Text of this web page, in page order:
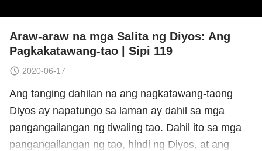
Araw-araw na mga Salita ng Diyos: Ang
Pagkakatawang-tao | Sipi 119
2020-06-17
Ang tanging dahilan na ang nagkatawang-taong
Diyos ay napatungo sa laman ay dahil sa mga
pangangailangan ng tiwaling tao. Dahil ito sa mga
pangangailangan ng tao, hindi ng Diyos, at ang